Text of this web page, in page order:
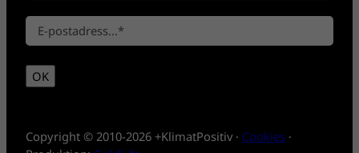
*
r
a
m
n
t
e
m
n
E
-
*
OK
Copyright © 2010-2026 +KlimatPositiv · Cookies ·